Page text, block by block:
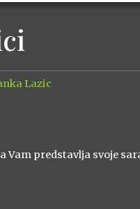
Lazic
Vam predstavlja svoje